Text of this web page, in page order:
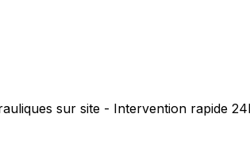
sur site - Intervention rapide